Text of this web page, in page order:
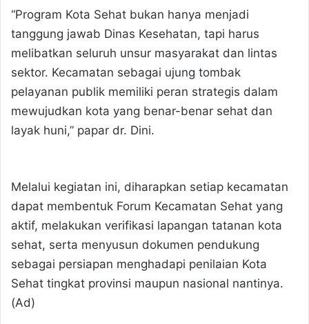
“Program Kota Sehat bukan hanya menjadi
tanggung jawab Dinas Kesehatan, tapi harus
melibatkan seluruh unsur masyarakat dan lintas
sektor. Kecamatan sebagai ujung tombak
pelayanan publik memiliki peran strategis dalam
mewujudkan kota yang benar-benar sehat dan
layak huni,” papar dr. Dini.
Melalui kegiatan ini, diharapkan setiap kecamatan
dapat membentuk Forum Kecamatan Sehat yang
aktif, melakukan verifikasi lapangan tatanan kota
sehat, serta menyusun dokumen pendukung
sebagai persiapan menghadapi penilaian Kota
Sehat tingkat provinsi maupun nasional nantinya.
(Ad)